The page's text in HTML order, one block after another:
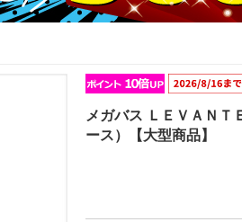
メガバス ＬＥＶＡＮＴ
ース）【大型商品】